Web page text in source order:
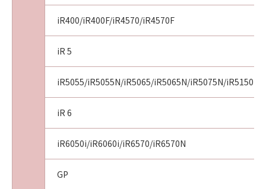
iR400/iR400F/iR4570/iR4570F
iR 5
iR5055/iR5055N/iR5065/iR5065N/iR5075N/iR5150i/
iR 6
iR6050i/iR6060i/iR6570/iR6570N
GP